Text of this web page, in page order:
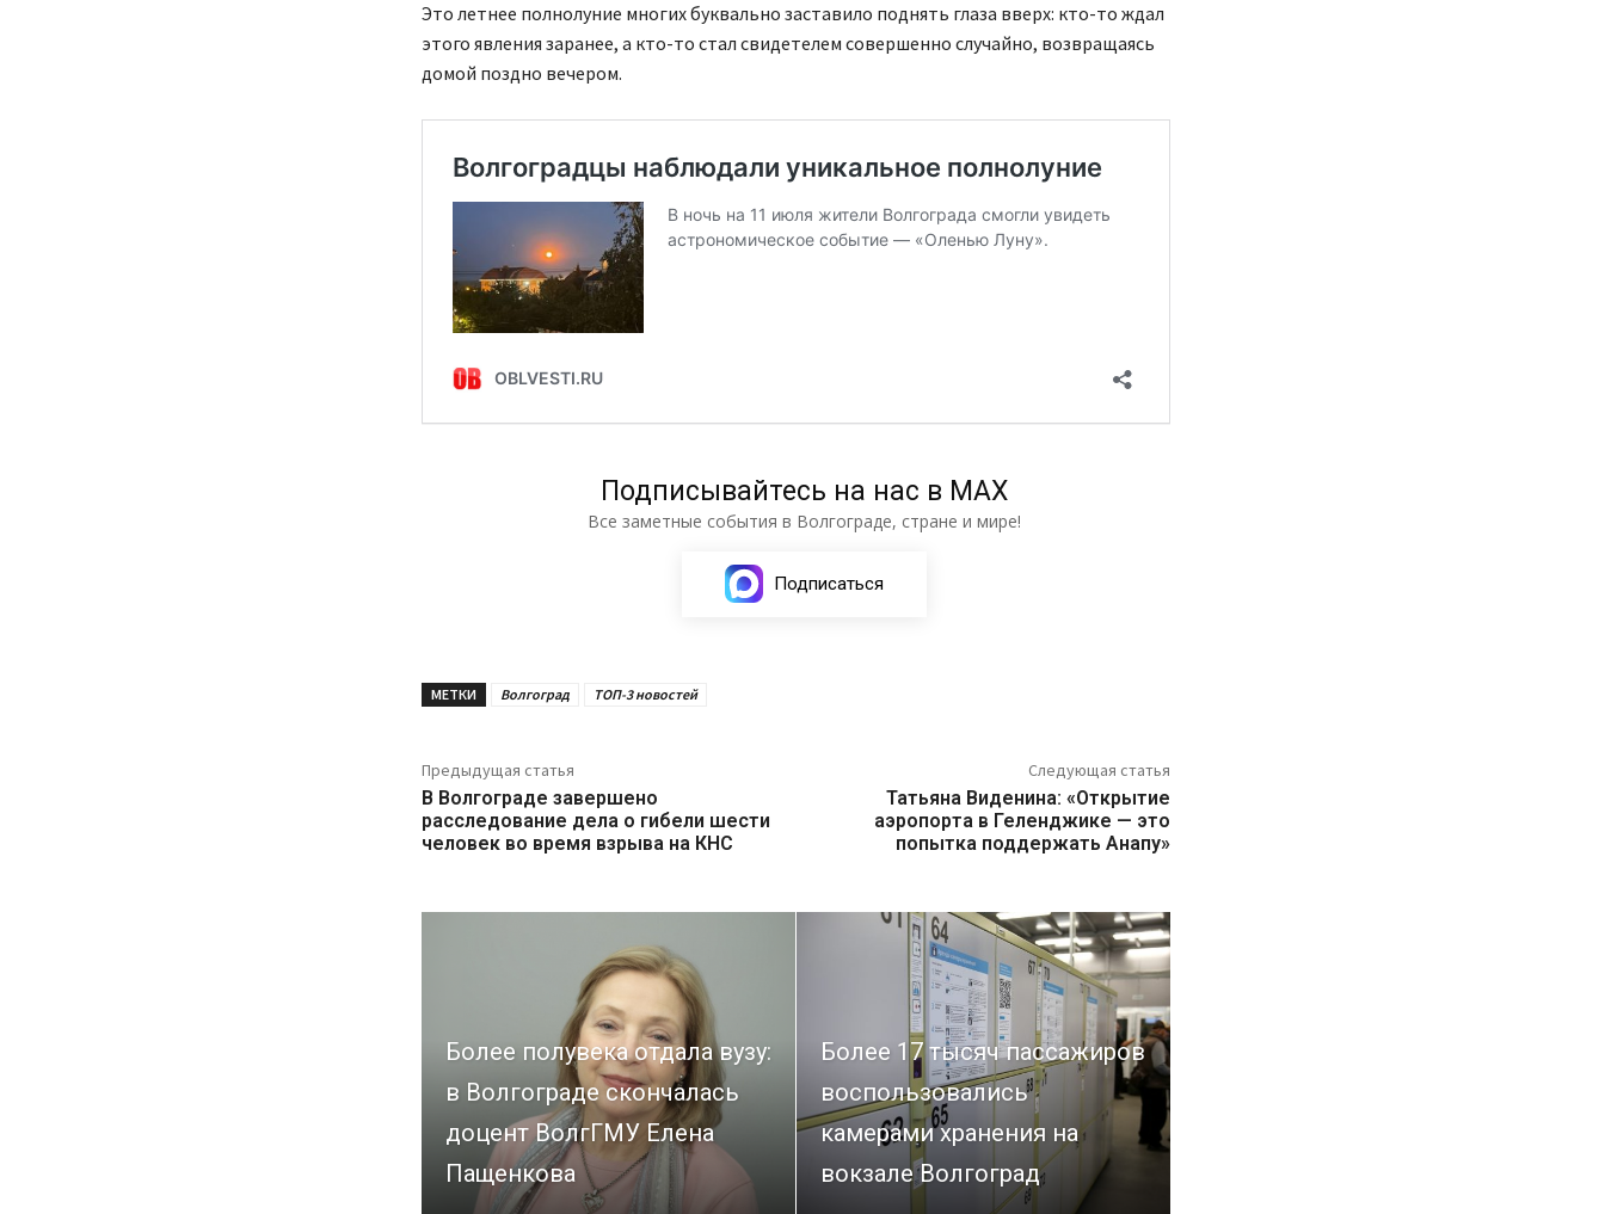
Это летнее полнолуние многих буквально заставило поднять глаза вверх: кто-то ждал
этого явления заранее, а кто-то стал свидетелем совершенно случайно, возвращаясь
домой поздно вечером.
Подписывайтесь на нас в МАХ
Все заметные события в Волгограде, стране и мире!
Подписаться
МЕТКИ Волгоград ТОП-3 новостей
Предыдущая статья
В Волгограде завершено
расследование дела о гибели шести
человек во время взрыва на КНС
Следующая статья
Татьяна Виденина: «Открытие
аэропорта в Геленджике — это
попытка поддержать Анапу»
Более полувека отдала вузу:
в Волгограде скончалась
доцент ВолгГМУ Елена
Пащенкова
Более 17 тысяч пассажиров
воспользовались
камерами хранения на
вокзале Волгоград